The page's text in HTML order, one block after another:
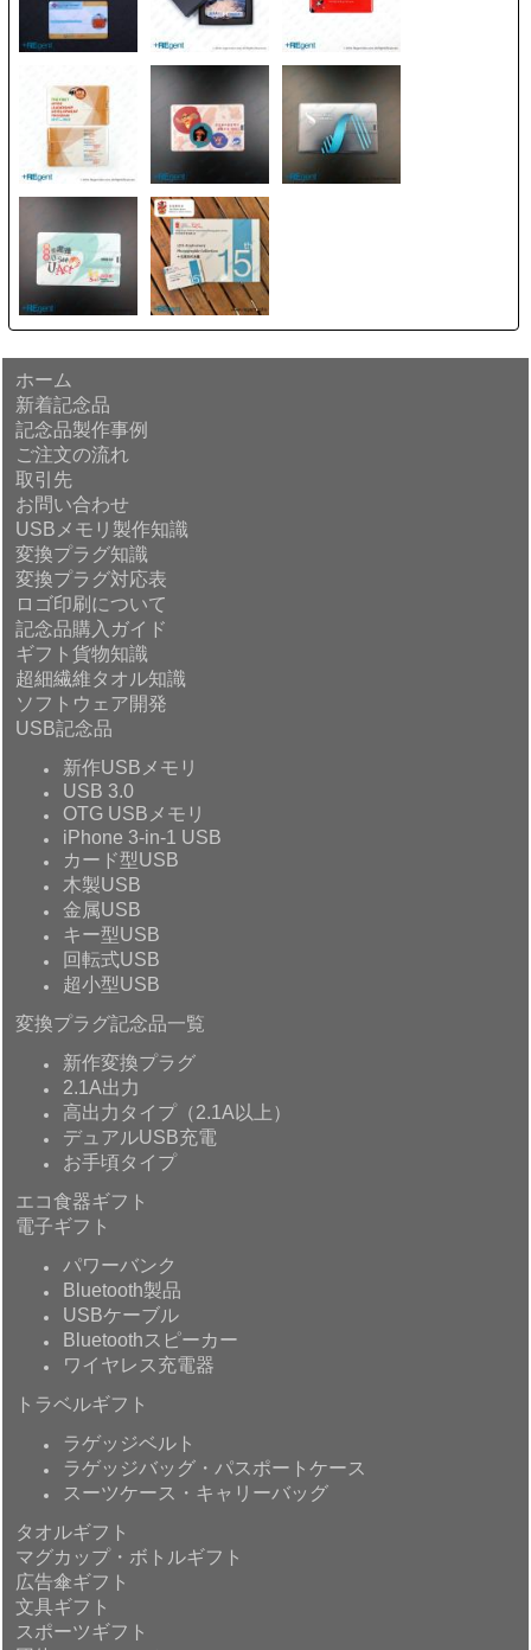
ホーム
新着記念品
記念品製作事例
ご注文の流れ
取引先
お問い合わせ
USBメモリ製作知識
変換プラグ知識
変換プラグ対応表
ロゴ印刷について
記念品購入ガイド
ギフト貨物知識
超細繊維タオル知識
ソフトウェア開発
USB記念品
新作USBメモリ
USB 3.0
OTG USBメモリ
iPhone 3-in-1 USB
カード型USB
木製USB
金属USB
キー型USB
回転式USB
超小型USB
変換プラグ記念品一覧
新作変換プラグ
2.1A出力
高出力タイプ（2.1A以上）
デュアルUSB充電
お手頃タイプ
エコ食器ギフト
電子ギフト
パワーバンク
Bluetooth製品
USBケーブル
Bluetoothスピーカー
ワイヤレス充電器
トラベルギフト
ラゲッジベルト
ラゲッジバッグ・パスポートケース
スーツケース・キャリーバッグ
タオルギフト
マグカップ・ボトルギフト
広告傘ギフト
文具ギフト
スポーツギフト